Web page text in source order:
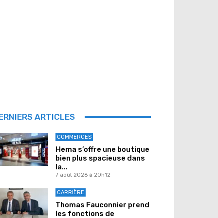
ARTICLES
COMMERCES
Hema s’offre une boutique
bien plus spacieuse dans
la...
7 août 2026 à 20h12
CARRIÈRE
Thomas Fauconnier prend
les fonctions de